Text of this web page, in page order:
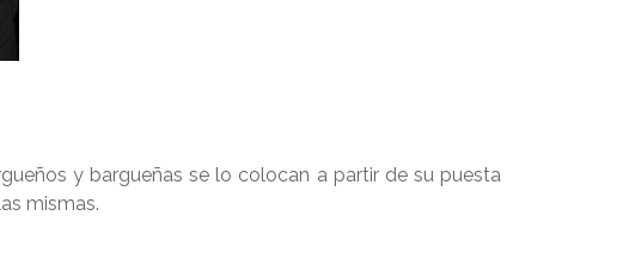
y bargueñas se lo colocan a partir de su puesta
mismas.